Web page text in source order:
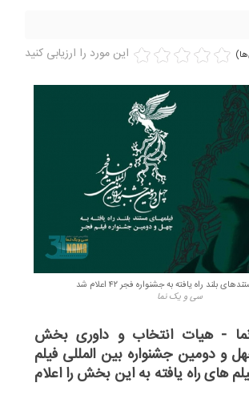
این مورد را ارزیابی کنید
بلند راه یافته به جشنواره فجر ۴۲ اعلام شد
سی و یک نما
- هیات انتخاب و داوری بخش
و دومین جشنواره بین المللی فیلم
های راه یافته به این بخش را اعلام